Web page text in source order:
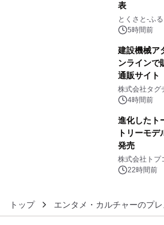
表
とくさと-ふ
5時間前
建設機械ア
ンラインで
通販サイト
プン
株式会社タグ
4時間前
進化したト
トリーモ
発売
株式会社トプ
22時間前
トップ エンタメ・カルチャーのプ